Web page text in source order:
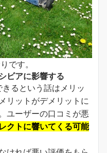
です。
ビアに影響する
るという話はメリッ
リットがデメリットに
ユーザーの口コミが悪
クトに響いてくる可能